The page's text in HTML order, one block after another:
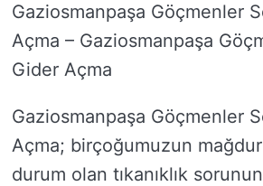
Gaziosmanpaşa Göçmenler
Açma – Gaziosmanpaşa
Gider Açma
Gaziosmanpaşa Göçmenler
Açma; birçoğumuzun
durum olan tıkanıklık